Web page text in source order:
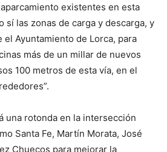
existentes en esta
sí las zonas de carga y descarga, y
el Ayuntamiento de Lorca, para
más de un millar de nuevos
100 metros de esta vía, en el
una rotonda en la intersección
Santa Fe, Martín Morata, José
Chuecos para mejorar la